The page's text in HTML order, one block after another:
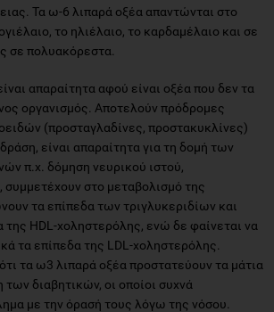
Τα ω-6 λιπαρά οξέα απαντώνται στο
το ηλιέλαιο, το καρδαμέλαιο και σε
σε πολυακόρεστα.
απαραίτητα αφού είναι οξέα που δεν τα
οργανισμός. Αποτελούν πρόδρομες
(προσταγλαδίνες, προστακυκλίνες)
είναι απαραίτητα για τη δομή των
π.χ. δόμηση νευρικού ιστού,
συμμετέχουν στο μεταβολισμό της
τα επίπεδα των τριγλυκεριδίων και
της HDL-χοληστερόλης, ενώ δε φαίνεται να
τα επίπεδα της LDL-χοληστερόλης.
τα ω3 λιπαρά οξέα προστατεύουν τα μάτια
των διαβητικών, οι οποίοι συχνά
με την όρασή τους λόγω της νόσου.